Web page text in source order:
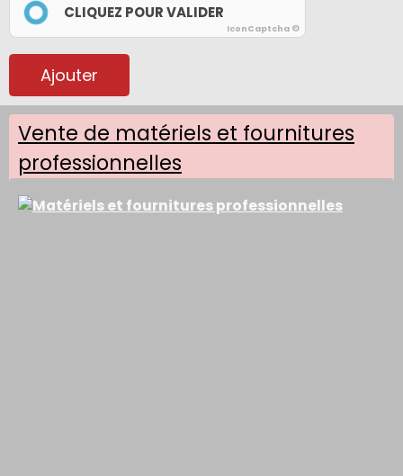
CLIQUEZ POUR VALIDER
IconCaptcha ©
Ajouter
Vente de matériels et fournitures
professionnelles